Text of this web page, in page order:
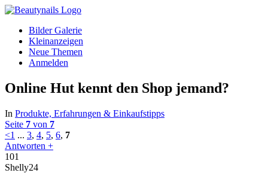
Bilder Galerie
Kleinanzeigen
Neue Themen
Anmelden
Online Hut kennt den Shop jemand?
In Produkte, Erfahrungen & Einkaufstipps
Seite 7 von 7
<1 ... 3, 4, 5, 6, 7
Antworten +
101
Shelly24